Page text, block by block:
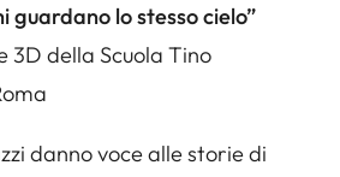
guardano lo stesso cielo”
3D della Scuola Tino
danno voce alle storie di